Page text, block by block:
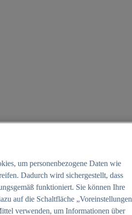
um personenbezogene Daten wie
Dadurch wird sichergestellt, dass
funktioniert. Sie können Ihre
auf die Schaltfläche „Voreinstellungen
verwenden, um Informationen über